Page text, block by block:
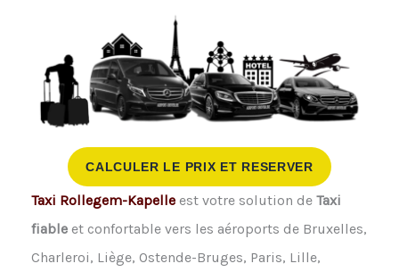
CALCULER LE PRIX ET RESERVER
Taxi Rollegem-Kapelleest votre solution de Taxi
fiableet confortable vers les aéroports de Bruxelles,
Charleroi, Liège, Ostende-Bruges, Paris, Lille,